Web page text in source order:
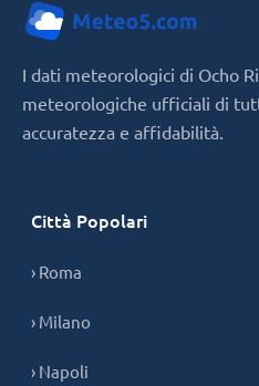
I dati meteorologici di Ocho
meteorologiche ufficiali di
accuratezza e affidabilità.
Città Popolari
› Roma
› Milano
› Napoli